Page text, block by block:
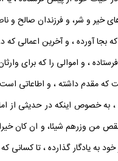
خير و شر، و فرزندان صالح و
بجا آورده ، و آخرين اعمالى
، و اموالى را كه براى
كه مقدم داشته ، و اطاعاتى
به خصوص اينكه در حديثى از
من وزرهم شيئا، و ان كان
يادگار گذارده ، تا كسانى